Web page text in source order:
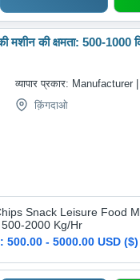
मशीन की क्षमता: 500-1000
व्यापार प्रकार: Manufacturer
क़िंगदाओ
Snack Leisure Food
2000 Kg/Hr
: 500.00 - 5000.00 USD ($)